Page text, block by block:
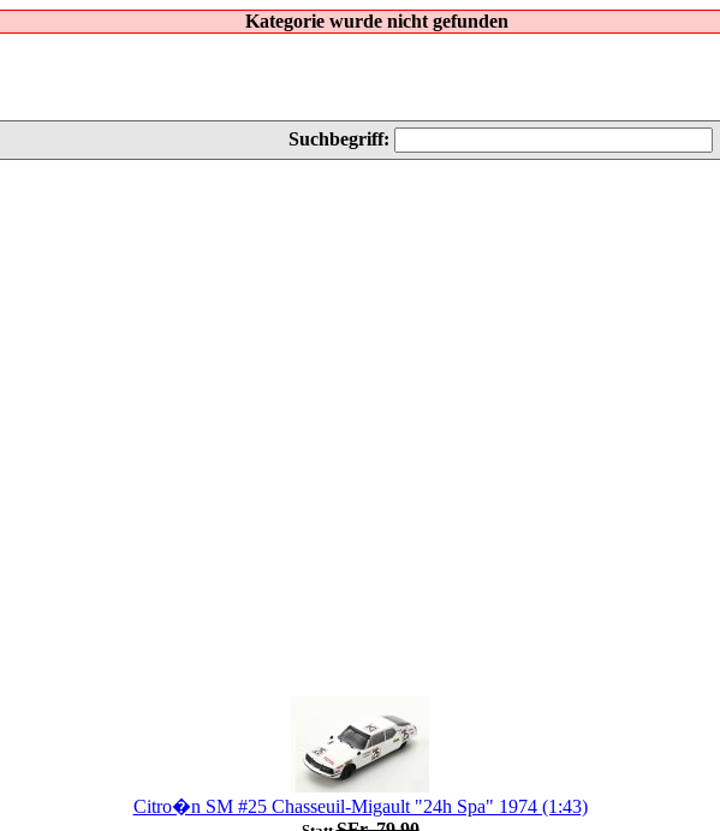
Kategorie wurde nicht gefunden
Suchbegriff:
Citro�n SM #25 Chasseuil-Migault "24h Spa" 1974 (1:43)